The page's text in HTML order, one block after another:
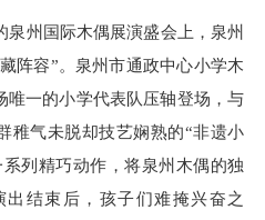
州国际木偶展演盛会上，泉州
阵容”。泉州市通政中心小学木
唯一的小学代表队压轴登场，与
稚气未脱却技艺娴熟的“非遗小
列精巧动作，将泉州木偶的独
结束后，孩子们难掩兴奋之